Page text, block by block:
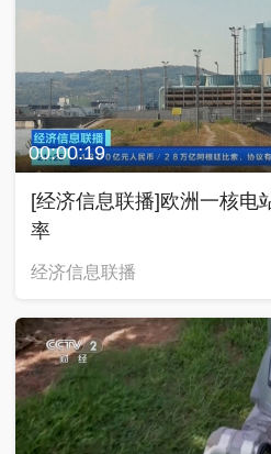
00:00:19
[经济信息联播]欧洲一核电
率
经济信息联播